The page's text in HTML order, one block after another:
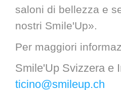
saloni di bellezza e
nostri Smile'Up».
Per maggiori
Smile'Up Svizzera e
ticino@smileup.ch